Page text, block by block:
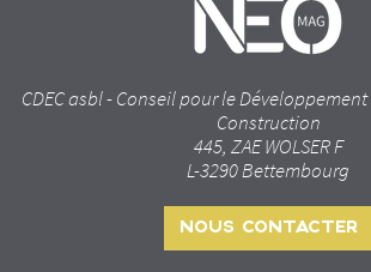
CDEC asbl - Conseil pour le
Construction
445, ZAE WOLSER F
L-3290 Bettembourg
NOUS CONTACTER